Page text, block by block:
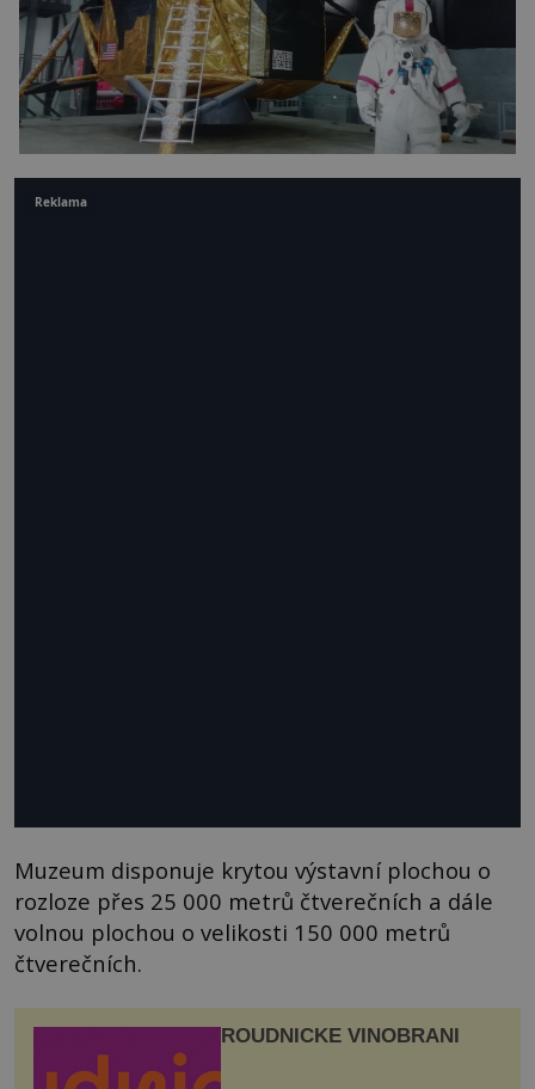
Muzeum disponuje krytou výstavní plochou o
rozloze přes 25 000 metrů čtverečních a dále
volnou plochou o velikosti 150 000 metrů
čtverečních.
ROUDNICKÉ VINOBRANÍ
Reklama